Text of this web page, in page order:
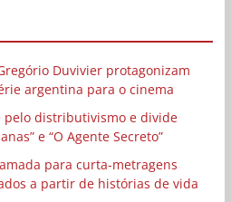
Duvivier protagonizam
argentina para o cinema
pelo distributivismo e divide
e “O Agente Secreto”
para curta-metragens
a partir de histórias de vida